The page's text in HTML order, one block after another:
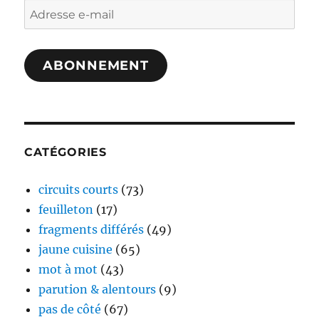
Adresse
e-
mail
ABONNEMENT
CATÉGORIES
circuits courts (73)
feuilleton (17)
fragments différés (49)
jaune cuisine (65)
mot à mot (43)
parution & alentours (9)
pas de côté (67)